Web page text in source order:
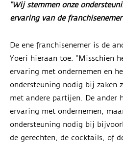
“Wij stemmen onze
ervaring van de
De ene franchisenemer is de
Yoeri hieraan toe. “Misschien
ervaring met ondernemen en
ondersteuning nodig bij zaken
met andere partijen. De ander
ervaring met ondernemen,
ondersteuning nodig bij
de gerechten, de cocktails, of